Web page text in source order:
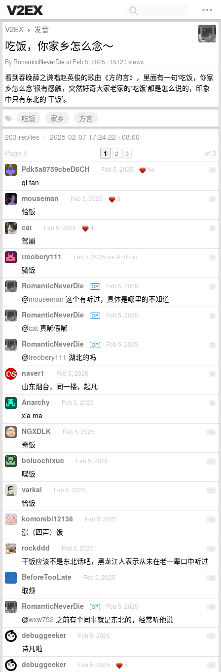
V2EX › 发音
吃饭，你家乡怎么念～
By RomanticNeverDieat Feb 5, 2025 · 15123 views
看到春晚薛之谦唱赵英俊的歌曲《方的言》，里面有一句‘吃饭，你家
乡怎么念’很有感触，突然好奇大家老家的‘吃饭’都是怎么说的，印象
中只有东北的‘干饭’。
吃饭
家乡
方言
203 replies • 2025-02-07 17:24:22 +08:00
Page 1
of 3
1 2 3
1
Pdk5a8759cbeD6CH Feb 5, 2025 14
qi fan
2
mouseman Feb 5, 2025 3
恰饭
3
cat Feb 5, 2025 4
驾崩
4
treobery111 Feb 5, 2025 via Android
骑饭
5
RomanticNeverDie OP Feb 5, 2025
@mouseman 这个有听过，具体是哪里的不知道
6
RomanticNeverDie OP Feb 5, 2025
@cat 真嘟假嘟
7
RomanticNeverDie OP Feb 5, 2025
@treobery111 湖北的吗
8
naver1 Feb 5, 2025
山东烟台，同一楼，起凡
9
Anarchy Feb 5, 2025
xia ma
10
NGXDLK Feb 5, 2025
奇饭
11
boluochixue Feb 5, 2025
喋饭
12
varkai Feb 5, 2025
恰饭
13
komorebi12138 Feb 5, 2025
涨（四声）饭
14
rockddd Feb 5, 2025
干饭应该不是东北话吧，黑龙江人表示从未在老一辈口中听过
15
BeforeTooLate Feb 5, 2025
取烦
16
RomanticNeverDie OP Feb 5, 2025
@wxw752 之前有个同事就是东北的，经常听他说
17
debuggeeker Feb 5, 2025
诗凡啦
18
debuggeeker Feb 5, 2025 5